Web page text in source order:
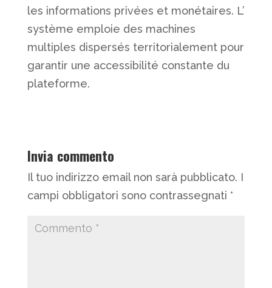
les informations privées et monétaires. L’
système emploie des machines
multiples dispersés territorialement pour
garantir une accessibilité constante du
plateforme.
Invia commento
Il tuo indirizzo email non sarà pubblicato. I
campi obbligatori sono contrassegnati *